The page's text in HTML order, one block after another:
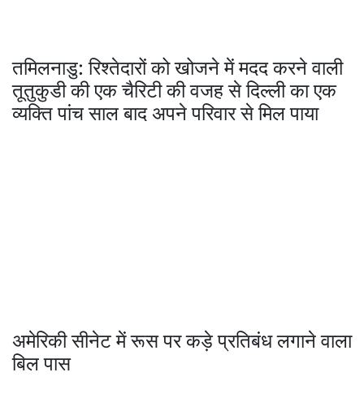
तमिलनाडु: रिश्तेदारों को खोजने में मदद करने वाली
तूतुकुडी की एक चैरिटी की वजह से दिल्ली का एक
व्यक्ति पांच साल बाद अपने परिवार से मिल पाया
अमेरिकी सीनेट में रूस पर कड़े प्रतिबंध लगाने वाला
बिल पास